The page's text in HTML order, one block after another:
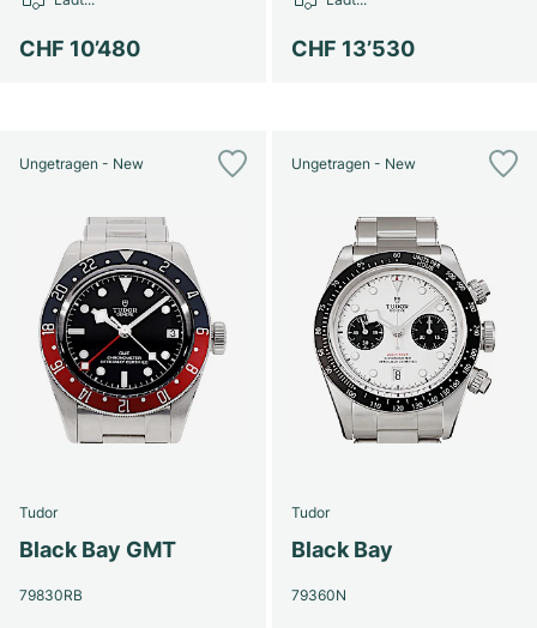
CHF 10’480 CHF 13’530
Ungetragen - New
Tudor
Black Bay GMT
79830RB
Ungetragen - New
Tudor
Black Bay
79360N